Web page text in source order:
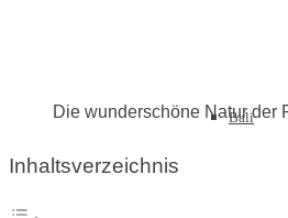
Bali
Die wunderschöne Natur der
Inhaltsverzeichnis